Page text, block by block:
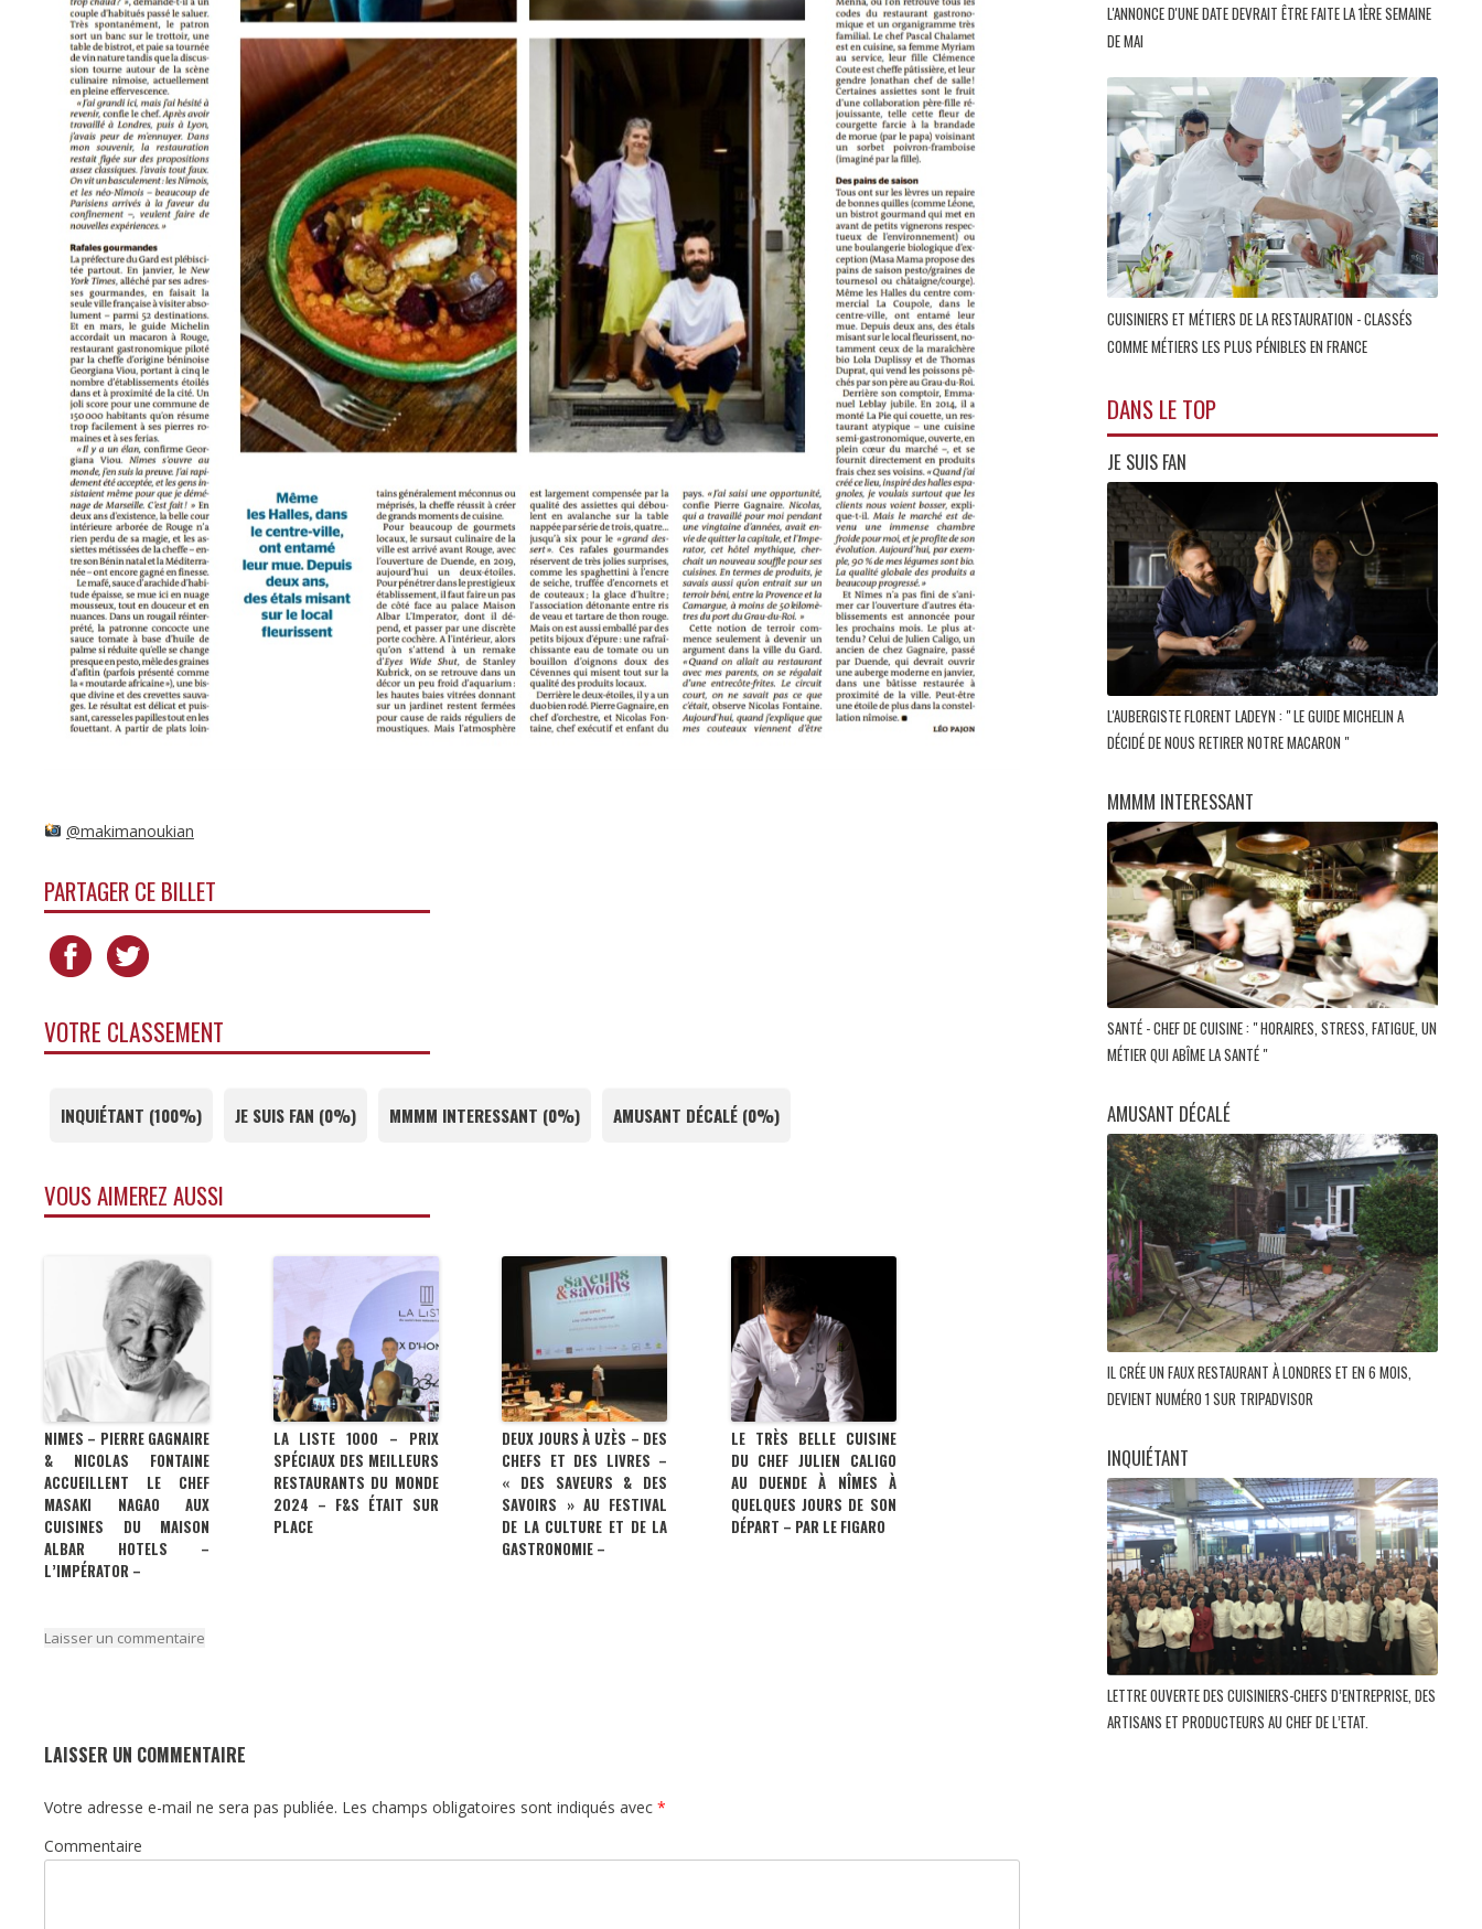
@makimanoukian
PARTAGER CE BILLET
VOTRE CLASSEMENT
INQUIÉTANT (100%) JE SUIS FAN (0%) MMMM INTERESSANT (0%) AMUSANT DÉCALÉ (0%)
VOUS AIMEREZ AUSSI
NIMES – PIERRE GAGNAIRE
& NICOLAS FONTAINE
ACCUEILLENT LE CHEF
MASAKI NAGAO AUX
CUISINES DU MAISON
ALBAR HOTELS –
L’IMPÉRATOR –
LA LISTE 1000 – PRIX
SPÉCIAUX DES MEILLEURS
RESTAURANTS DU MONDE
2024 – F&S ÉTAIT SUR
PLACE
DEUX JOURS À UZÈS – DES
CHEFS ET DES LIVRES –
« DES SAVEURS & DES
SAVOIRS » AU FESTIVAL
DE LA CULTURE ET DE LA
GASTRONOMIE –
LE TRÈS BELLE CUISINE
DU CHEF JULIEN CALIGO
AU DUENDE À NÎMES À
QUELQUES JOURS DE SON
DÉPART – PAR LE FIGARO
Laisser un commentaire
LAISSER UN COMMENTAIRE
Votre adresse e-mail ne sera pas publiée. Les champs obligatoires sont indiqués avec *
Commentaire
L'ANNONCE D'UNE DATE DEVRAIT ÊTRE FAITE LA 1ÈRE SEMAINE
DE MAI
CUISINIERS ET MÉTIERS DE LA RESTAURATION - CLASSÉS
COMME MÉTIERS LES PLUS PÉNIBLES EN FRANCE
DANS LE TOP
JE SUIS FAN
L'AUBERGISTE FLORENT LADEYN : " LE GUIDE MICHELIN A
DÉCIDÉ DE NOUS RETIRER NOTRE MACARON "
MMMM INTERESSANT
SANTÉ - CHEF DE CUISINE : " HORAIRES, STRESS, FATIGUE, UN
MÉTIER QUI ABÎME LA SANTÉ "
AMUSANT DÉCALÉ
IL CRÉE UN FAUX RESTAURANT À LONDRES ET EN 6 MOIS,
DEVIENT NUMÉRO 1 SUR TRIPADVISOR
INQUIÉTANT
LETTRE OUVERTE DES CUISINIERS-CHEFS D’ENTREPRISE, DES
ARTISANS ET PRODUCTEURS AU CHEF DE L’ETAT.